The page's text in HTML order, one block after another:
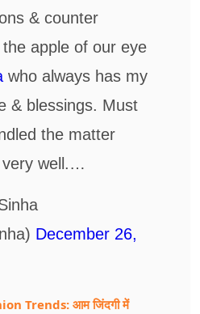
& counter
apple of our eye
who always has my
& blessings. Must
the matter
very well.…
December 26,
Trends: आम जिंदगी में